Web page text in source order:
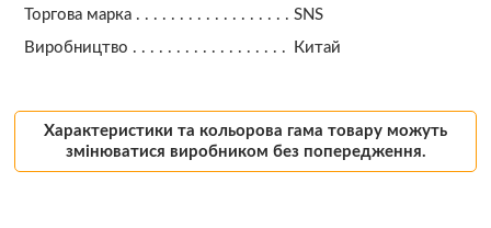
Торгова марка
SNS
Виробництво
Китай
Характеристики та кольорова гама товару можуть
змінюватися виробником без попередження.